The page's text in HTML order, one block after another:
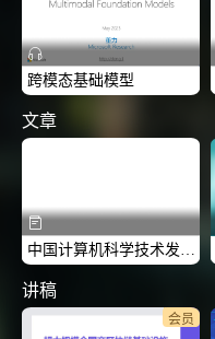
跨模态基础模型
文章
中国计算机科学技术发展报告
讲稿
会员